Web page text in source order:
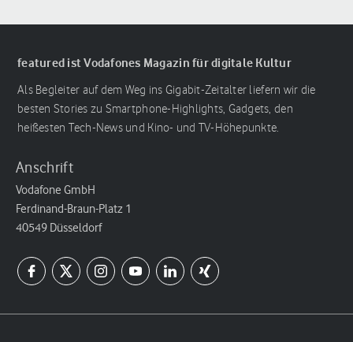
featured ist Vodafones Magazin für digitale Kultur
Als Begleiter auf dem Weg ins Gigabit-Zeitalter liefern wir die
besten Stories zu Smartphone-Highlights, Gadgets, den
heißesten Tech-News und Kino- und TV-Höhepunkte.
Anschrift
Vodafone GmbH
Ferdinand-Braun-Platz 1
40549 Düsseldorf